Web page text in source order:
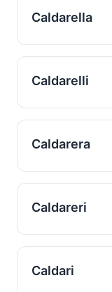
Caldarella
Caldarelli
Caldarera
Caldareri
Caldari